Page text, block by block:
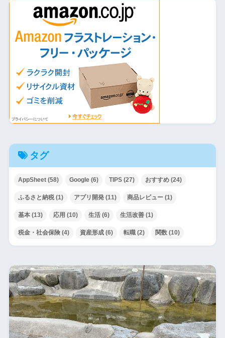
タグ
AppSheet(58) Google(6) TIPS(27) おすすめ(24)
ふるさと納税(1) アプリ開発(11) 商品レビュー(1)
基本(13) 応用 (10) 生活(6) 生活改善(1)
税金・社会保険(4) 資産形成(6) 転職(2) 関数(10)